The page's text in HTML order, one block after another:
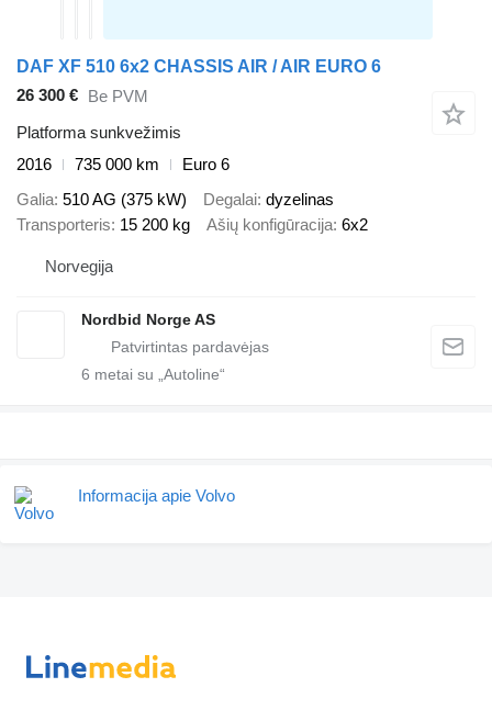
DAF XF 510 6x2 CHASSIS AIR / AIR EURO 6
26 300 € Be PVM
Platforma sunkvežimis
2016
735 000 km
Euro 6
Galia 510 AG (375 kW) Degalai dyzelinas
Transporteris 15 200 kg Ašių konfigūracija 6x2
Norvegija
Nordbid Norge AS
6 metai su „Autoline“
Informacija apie Volvo